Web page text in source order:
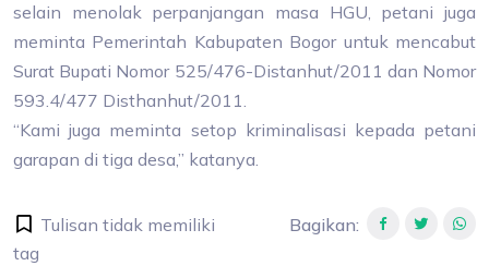
selain menolak perpanjangan masa HGU, petani juga
meminta Pemerintah Kabupaten Bogor untuk mencabut
Surat Bupati Nomor 525/476-Distanhut/2011 dan Nomor
593.4/477 Disthanhut/2011.
“Kami juga meminta setop kriminalisasi kepada petani
garapan di tiga desa,” katanya.
Tulisan tidak memiliki
tag
Bagikan: